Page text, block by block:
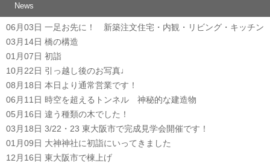
News
06月03日 一足お先に！ 新築注文住宅・内観・リビング・キッチン
03月14日 橋の構造
01月07日 初詣
10月22日 引っ越し後のお写真♩
08月18日 本日より通常営業です！
06月11日 時空を超えるトンネル 神秘的な建造物
05月16日 違う種類の木でした！
03月18日 3/22・23 東大阪市で完成見学会開催です！
01月09日 大神神社に初詣にいってきました
12月16日 東大阪市で棟上げ